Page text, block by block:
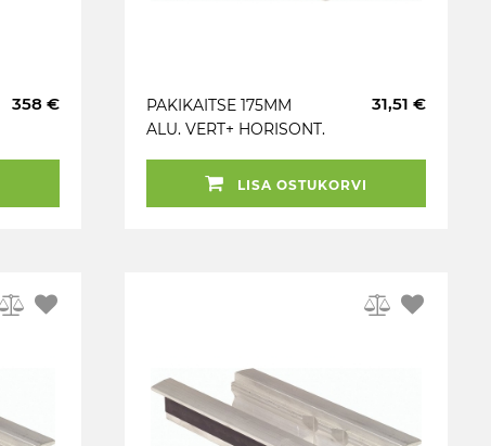
358 €
PAKIKAITSE 175MM
ALU. VERT+ HORISONT.
31,51 €
LISA OSTUKORVI